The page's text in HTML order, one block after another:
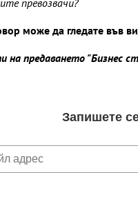
може да гледате във
на предаването "Бизнес